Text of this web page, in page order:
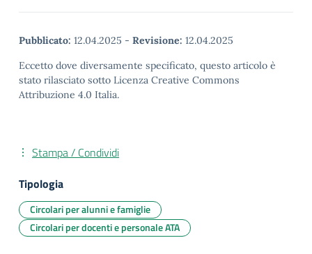
Pubblicato: 12.04.2025 - Revisione: 12.04.2025
Eccetto dove diversamente specificato, questo articolo è
stato rilasciato sotto Licenza Creative Commons
Attribuzione 4.0 Italia.
Stampa / Condividi
Tipologia
Circolari per alunni e famiglie
Circolari per docenti e personale ATA